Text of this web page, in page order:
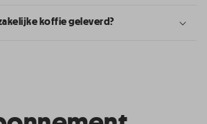
koffie geleverd?